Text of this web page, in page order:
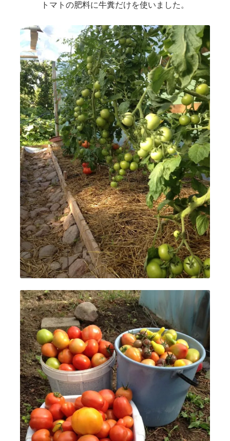
トマトの肥料に牛糞だけを使いました。